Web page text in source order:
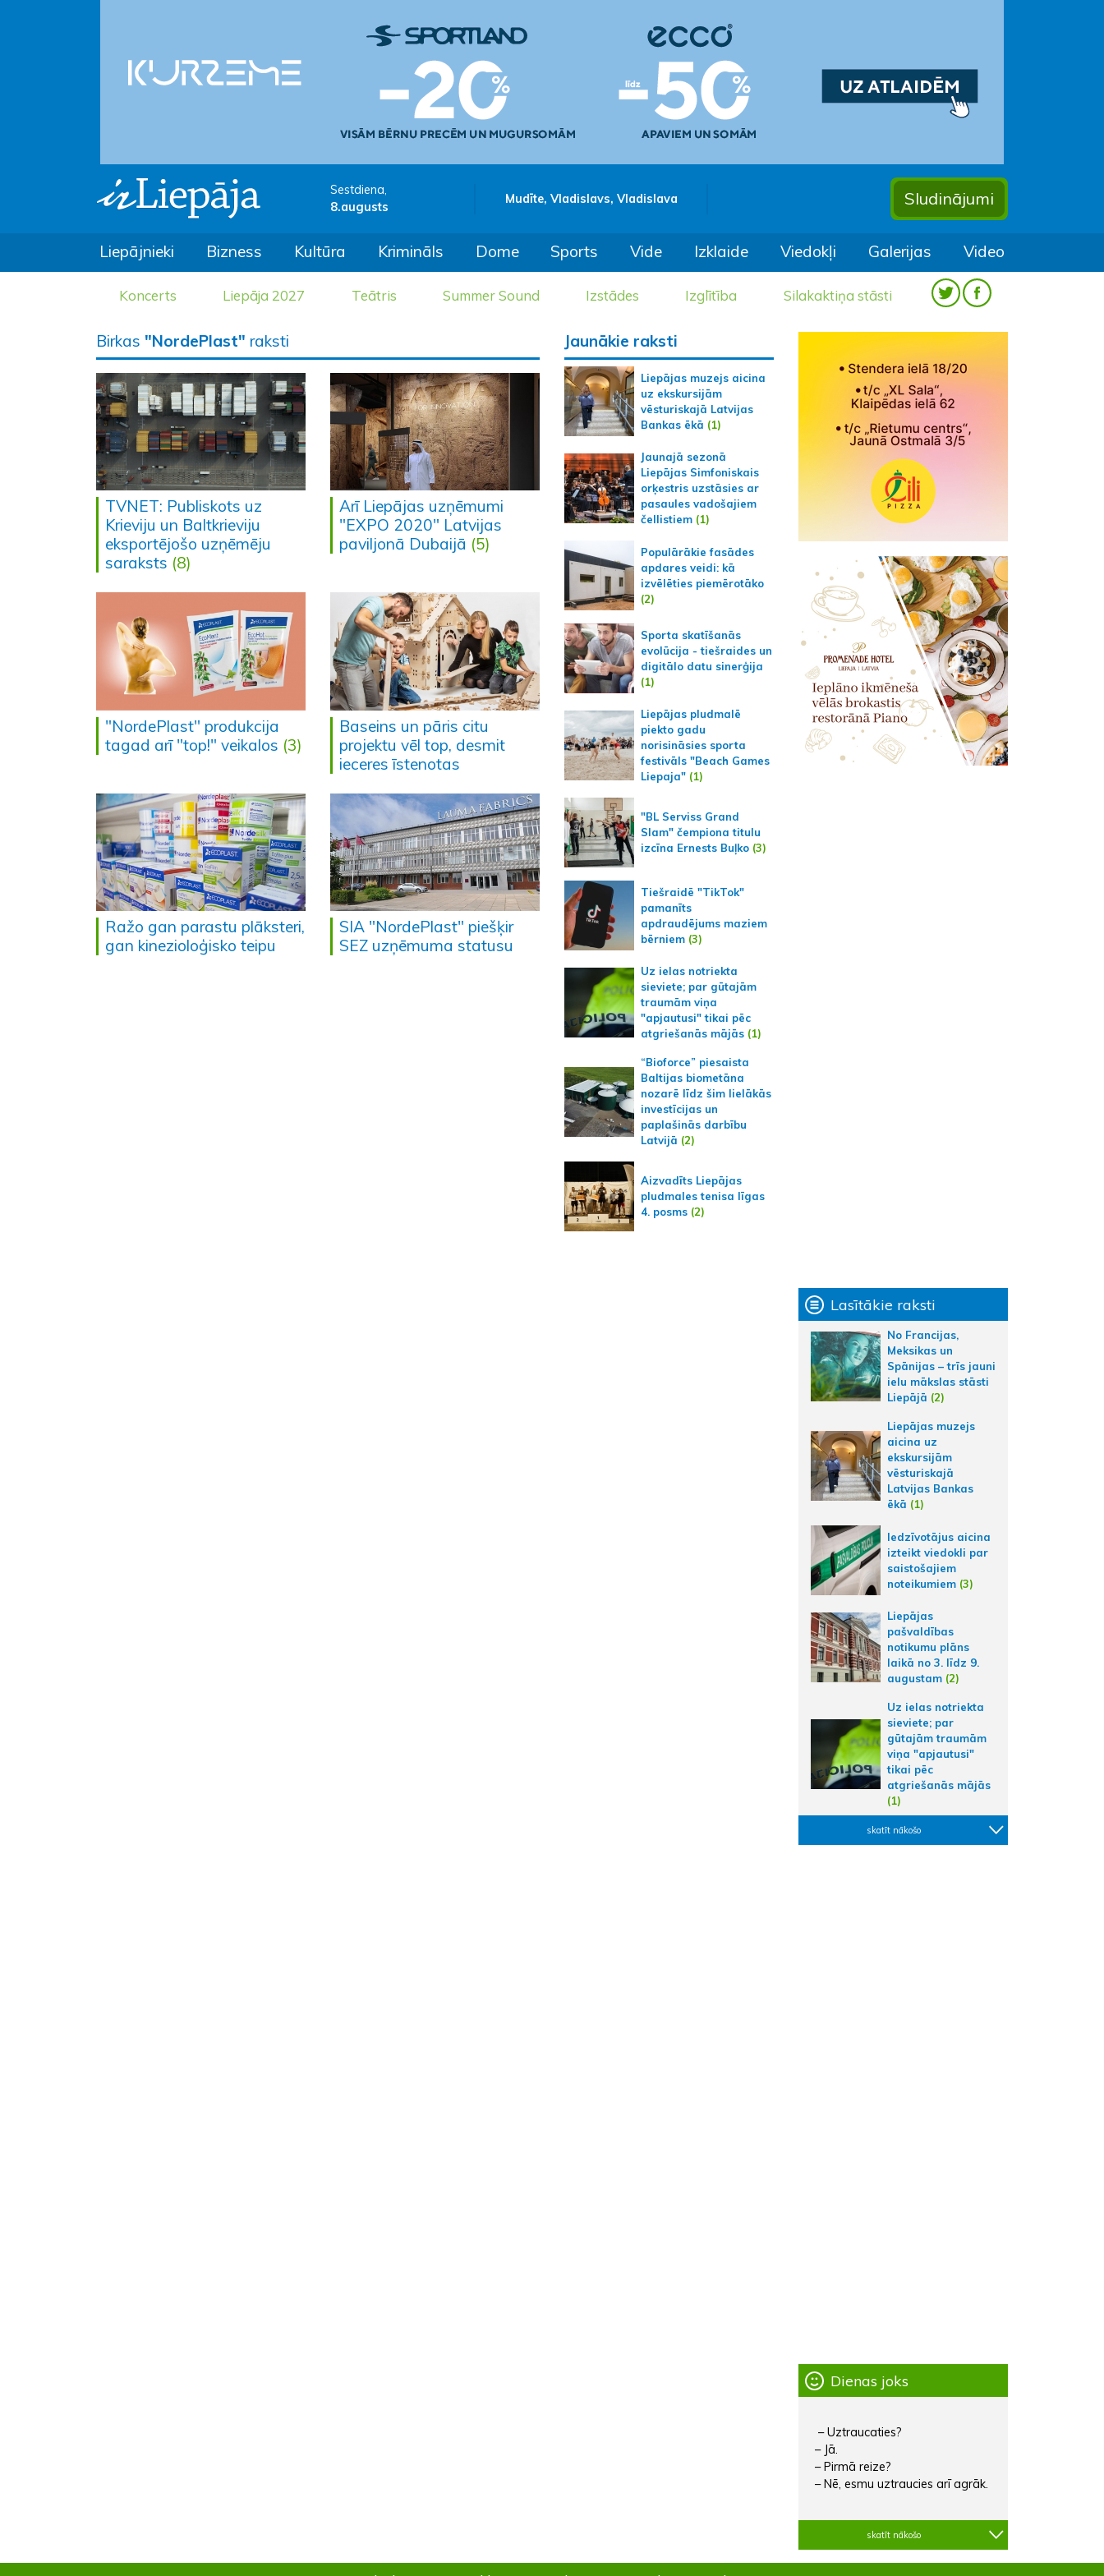
Sestdiena,
8.augusts
Mudīte, Vladislavs, Vladislava Sludinājumi
Liepājnieki Bizness Kultūra Krimināls Dome Sports Vide Izklaide Viedokļi Galerijas Video
Koncerts Liepāja 2027 Teātris Summer Sound Izstādes Izglītība Silakaktiņa stāsti
Birkas "NordePlast" raksti
TVNET: Publiskots uz
Krieviju un Baltkrieviju
eksportējošo uzņēmēju
saraksts (8)
Arī Liepājas uzņēmumi
"EXPO 2020" Latvijas
paviljonā Dubaijā (5)
"NordePlast" produkcija
tagad arī "top!" veikalos (3)
Baseins un pāris citu
projektu vēl top, desmit
ieceres īstenotas
Ražo gan parastu plāksteri,
gan kinezioloģisko teipu
SIA "NordePlast" piešķir
SEZ uzņēmuma statusu
Jaunākie raksti
Liepājas muzejs aicina
uz ekskursijām
vēsturiskajā Latvijas
Bankas ēkā (1)
Jaunajā sezonā
Liepājas Simfoniskais
orķestris uzstāsies ar
pasaules vadošajiem
čellistiem (1)
Populārākie fasādes
apdares veidi: kā
izvēlēties piemērotāko
(2)
Sporta skatīšanās
evolūcija - tiešraides un
digitālo datu sinerģija
(1)
Liepājas pludmalē
piekto gadu
norisināsies sporta
festivāls "Beach Games
Liepaja" (1)
"BL Serviss Grand
Slam" čempiona titulu
izcīna Ernests Buļko (3)
Tiešraidē "TikTok"
pamanīts
apdraudējums maziem
bērniem (3)
Uz ielas notriekta
sieviete; par gūtajām
traumām viņa
"apjautusi" tikai pēc
atgriešanās mājās (1)
“Bioforce” piesaista
Baltijas biometāna
nozarē līdz šim lielākās
investīcijas un
paplašinās darbību
Latvijā (2)
Aizvadīts Liepājas
pludmales tenisa līgas
4. posms (2)
Lasītākie raksti
No Francijas,
Meksikas un
Spānijas – trīs jauni
ielu mākslas stāsti
Liepājā (2)
Liepājas muzejs
aicina uz
ekskursijām
vēsturiskajā
Latvijas Bankas
ēkā (1)
Iedzīvotājus aicina
izteikt viedokli par
saistošajiem
noteikumiem (3)
Liepājas
pašvaldības
notikumu plāns
laikā no 3. līdz 9.
augustam (2)
Uz ielas notriekta
sieviete; par
gūtajām traumām
viņa "apjautusi"
tikai pēc
atgriešanās mājās
(1)
skatīt nākošo
Dienas joks
– Uztraucaties?
– Jā.
– Pirmā reize?
– Nē, esmu uztraucies arī agrāk.
skatīt nākošo